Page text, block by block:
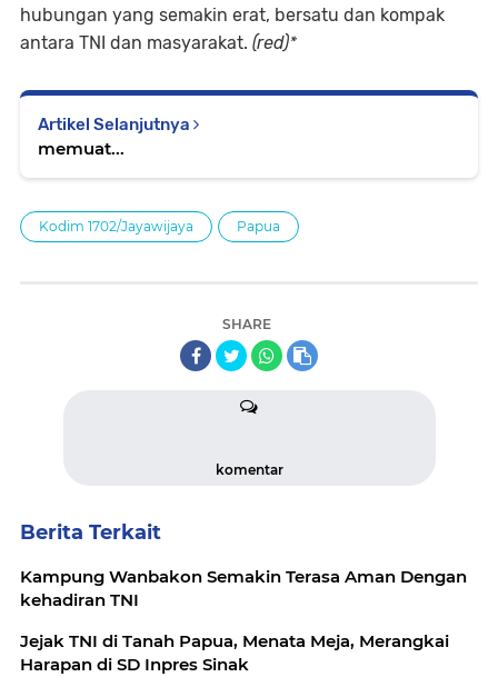
hubungan yang semakin erat, bersatu dan kompak
antara TNI dan masyarakat. (red)*
Artikel Selanjutnya
memuat...
Kodim 1702/Jayawijaya Papua
SHARE
komentar
Berita Terkait
Kampung Wanbakon Semakin Terasa Aman Dengan
kehadiran TNI
Jejak TNI di Tanah Papua, Menata Meja, Merangkai
Harapan di SD Inpres Sinak